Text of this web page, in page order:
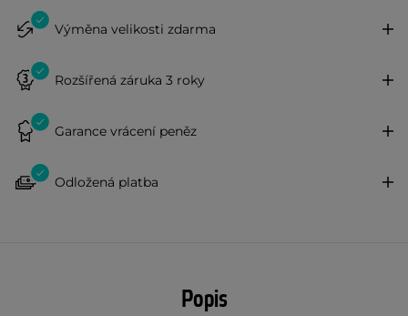
Výměna velikosti zdarma
Rozšířená záruka 3 roky
Garance vrácení peněz
Odložená platba
Popis